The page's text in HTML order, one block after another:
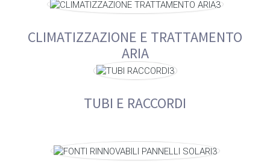
CLIMATIZZAZIONE E TRATTAMENTO
ARIA
TUBI E RACCORDI